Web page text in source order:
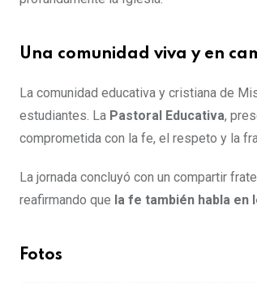
Una comunidad viva y en
La comunidad educativa y cristiana de
estudiantes. La Pastoral Educativa,
comprometida con la fe, el respeto y la
La jornada concluyó con un compartir
reafirmando que la fe también habla
Fotos